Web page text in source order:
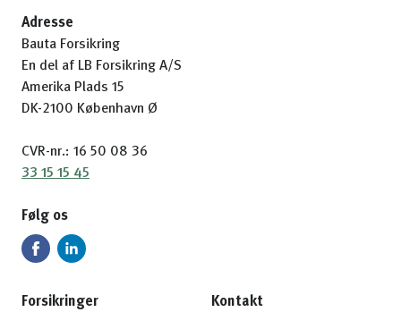
Adresse
Bauta Forsikring
En del af LB Forsikring A/S
Amerika Plads 15
DK-2100 København Ø
CVR-nr.: 16 50 08 36
33 15 15 45
Følg os
Forsikringer Kontakt